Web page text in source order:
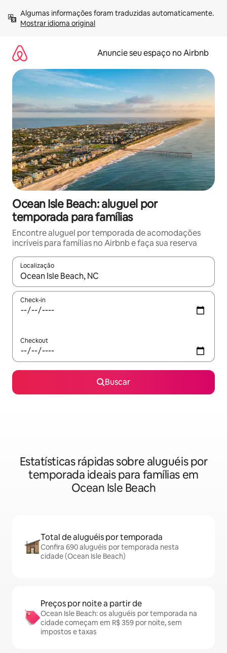
para
Mostrar idioma original
Anuncie seu espaço no Airbnb
Ocean Isle Beach: aluguel por
temporada para famílias
Encontre aluguel por temporada de acomodações
incríveis para famílias no Airbnb e faça sua reserva
Localização
Quando os resultados estiverem disponíveis, explore-os
Check-in
Checkout
Buscar
Estatísticas rápidas sobre aluguéis por
temporada ideais para famílias em
Ocean Isle Beach
Total de aluguéis por temporada
Confira 690 aluguéis por temporada nesta
cidade (Ocean Isle Beach)
Preços por noite a partir de
Ocean Isle Beach: os aluguéis por temporada na
cidade começam em R$ 359 por noite, sem
impostos e taxas